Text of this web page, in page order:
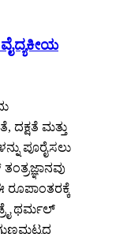
ದಕ್ಷತೆ ಮತ್ತು
ಪೂರೈಸಲು
ರೂಪಾಂತರಕ್ಕೆ
ಥರ್ಮಲ್